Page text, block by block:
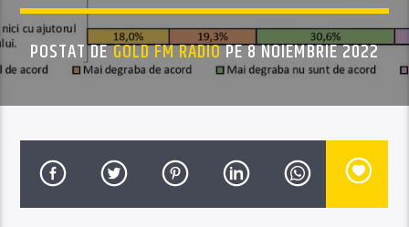
POSTAT DEGOLD FM RADIOPE 8 NOIEMBRIE 2022